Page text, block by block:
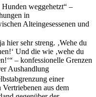
weggehetzt“ –
in
Alteingesessenen und
hier sehr streng. ‚Wehe du
Und die wie ‚wehe du
– konfessionelle Grenzen
Aushandlung
einer
aus dem